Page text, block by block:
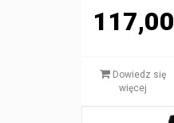
117,00
Dowiedz się
więcej